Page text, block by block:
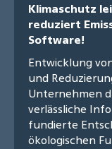
Klimaschutz
reduziert
Software!
Entwicklung
und
Unternehmen
verlässliche
fundierte
ökologischen